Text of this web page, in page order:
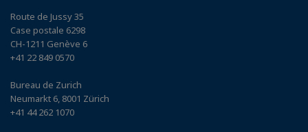
Route de Jussy 35
Case postale 6298
CH-1211 Genève 6
+41 22 849 0570
Bureau de Zurich
Neumarkt 6, 8001 Zürich
+41 44 262 1070